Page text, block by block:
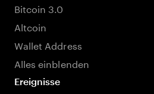
Bitcoin 3.0
Altcoin
Wallet Address
Alles einblenden
Ereignisse